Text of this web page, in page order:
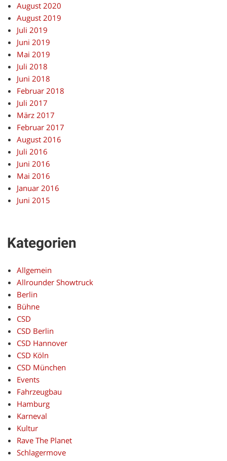
August 2020
August 2019
Juli 2019
Juni 2019
Mai 2019
Juli 2018
Juni 2018
Februar 2018
Juli 2017
März 2017
Februar 2017
August 2016
Juli 2016
Juni 2016
Mai 2016
Januar 2016
Juni 2015
Kategorien
Allgemein
Allrounder Showtruck
Berlin
Bühne
CSD
CSD Berlin
CSD Hannover
CSD Köln
CSD München
Events
Fahrzeugbau
Hamburg
Karneval
Kultur
Rave The Planet
Schlagermove